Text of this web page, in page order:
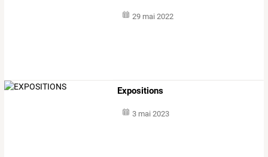
29 mai 2022
Expositions
3 mai 2023